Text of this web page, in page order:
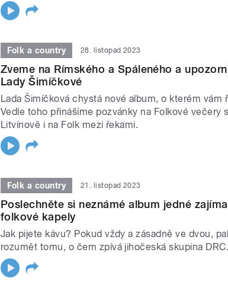
Folk a country 28. listopad 2023
Zveme na Rímského a Spáleného a
Lady Šimíčkové
Lada Šimíčková chystá nové album, o kterém vám
Vedle toho přinášíme pozvánky na Folkové večery
Litvínově i na Folk mezi řekami.
Folk a country 21. listopad 2023
Poslechněte si neznámé album jedné
folkové kapely
Jak pijete kávu? Pokud vždy a zásadně ve dvou,
rozumět tomu, o čem zpívá jihočeská skupina